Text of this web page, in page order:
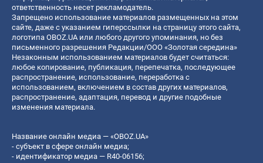
ответственность несет рекламодатель.
Запрещено использование материалов размещенных на этом
сайте, даже с указанием гиперссылки на страницу этого сайта,
логотипа OBOZ.UA или любого другого упоминания, но без
письменного разрешения Редакции/ООО «Золотая середина»
Незаконным использованием материалов будет считаться:
любое копирование, публикация, перепечатка, последующее
распространение, использование, переработка с
использованием, включением в состав других материалов,
распространение, адаптация, перевод и другие подобные
изменения материала.
Название онлайн медиа — «OBOZ.UA»
- субъект в сфере онлайн медиа;
- идентификатор медиа — R40-06156;